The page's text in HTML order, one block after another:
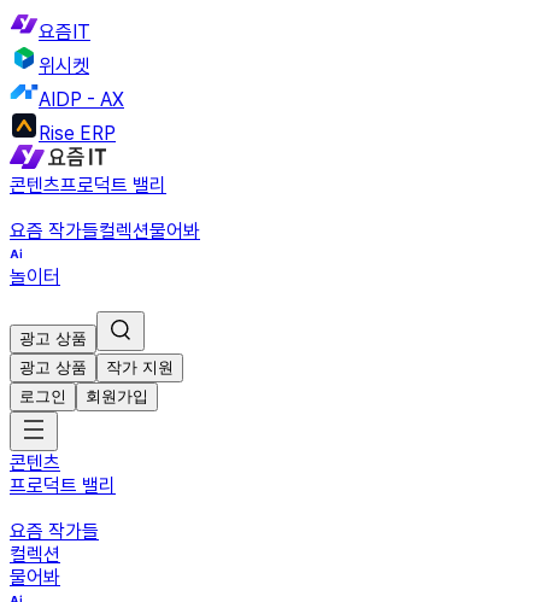
요즘IT
위시켓
AIDP - AX
Rise ERP
콘텐츠프로덕트 밸리
요즘 작가들컬렉션물어봐
놀이터
광고 상품
광고 상품
작가 지원
로그인
회원가입
콘텐츠
프로덕트 밸리
요즘 작가들
컬렉션
물어봐